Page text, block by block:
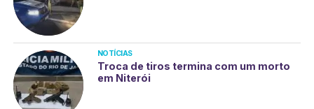
NOTÍCIAS
Troca de tiros termina com um morto
em Niterói